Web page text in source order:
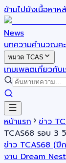
ข้ามไปยังเนื้อหาห
News
บทความคำนวณค
หมวด TCAS
เทมเพลตเกี่ยวกับ
หน้าแรก ข่าว
TCAS68 รอบ 3
ข่าว TCAS68 (ปี
งาน Dream